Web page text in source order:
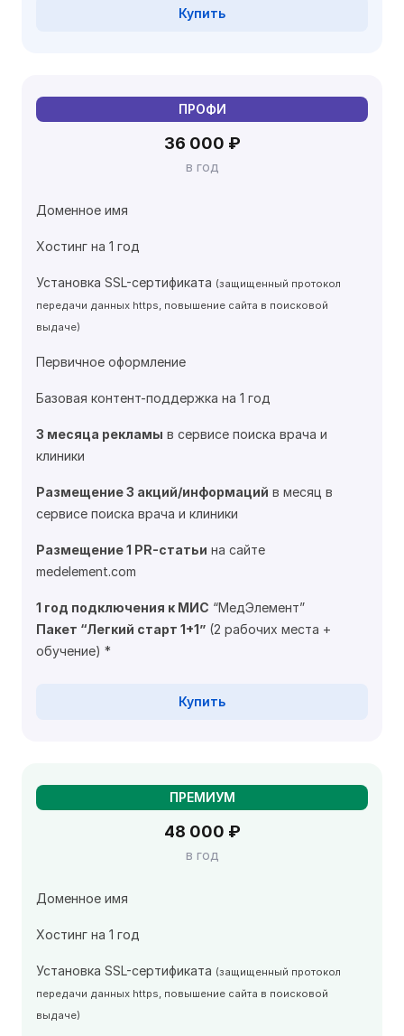
Купить
ПРОФИ
36 000 ₽
в год
Доменное имя
Хостинг на 1 год
Установка SSL-сертификата (защищенный протокол
передачи данных https, повышение сайта в поисковой
выдаче)
Первичное оформление
Базовая контент-поддержка на 1 год
3 месяца рекламы в сервисе поиска врача и
клиники
Размещение 3 акций/информаций в месяц в
сервисе поиска врача и клиники
Размещение 1 PR-статьи на сайте
medelement.com
1 год подключения к МИС “МедЭлемент”
Пакет “Легкий старт 1+1” (2 рабочих места +
обучение) *
Купить
ПРЕМИУМ
48 000 ₽
в год
Доменное имя
Хостинг на 1 год
Установка SSL-сертификата (защищенный протокол
передачи данных https, повышение сайта в поисковой
выдаче)